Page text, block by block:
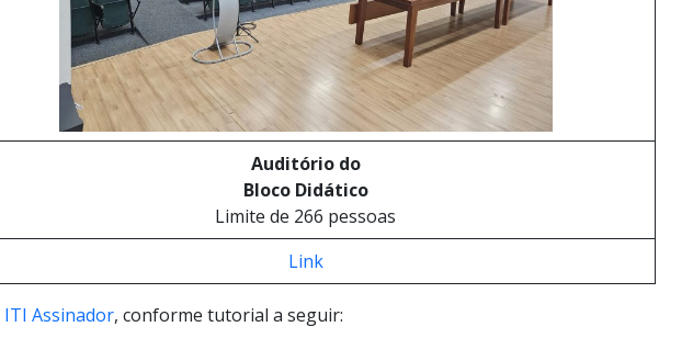
Auditório do
Bloco Didático
Limite de 266 pessoas
Link
ITI Assinador, conforme tutorial a seguir: